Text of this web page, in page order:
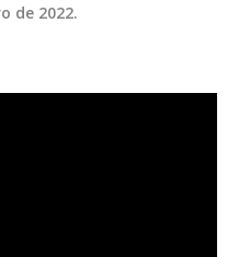
de 2022.